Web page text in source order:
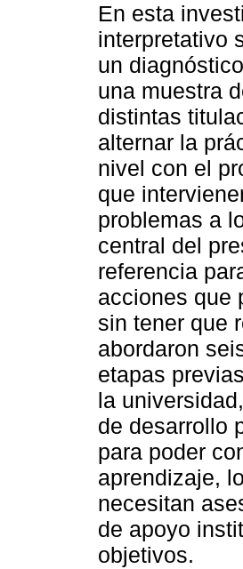
En esta
interpretativo
un
una muestra
distintas
alternar la
nivel con el
que
problemas a
central del
referencia
acciones que
sin tener que
abordaron
etapas
la
de desarrollo
para poder
aprendizaje,
necesitan
de apoyo
objetivos.